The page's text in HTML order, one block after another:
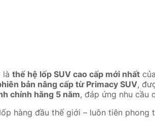
là thế hệ lốp SUV cao cấp mới nhất của
bản nâng cấp từ Primacy SUV,
chính hãng 5 năm, đáp ứng nhu cầu
hàng đầu thế giới – luôn tiên phong